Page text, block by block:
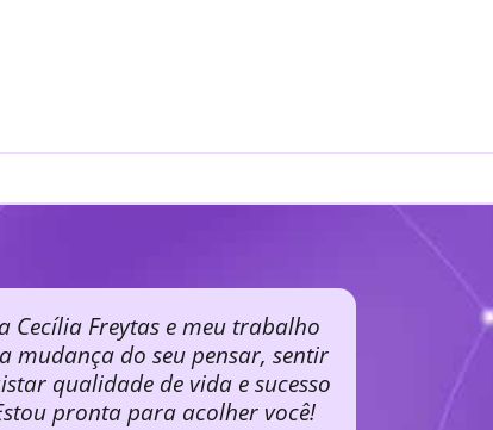
Cecília Freytas e meu trabalho
mudança do seu pensar, sentir
qualidade de vida e sucesso
pronta para acolher você!